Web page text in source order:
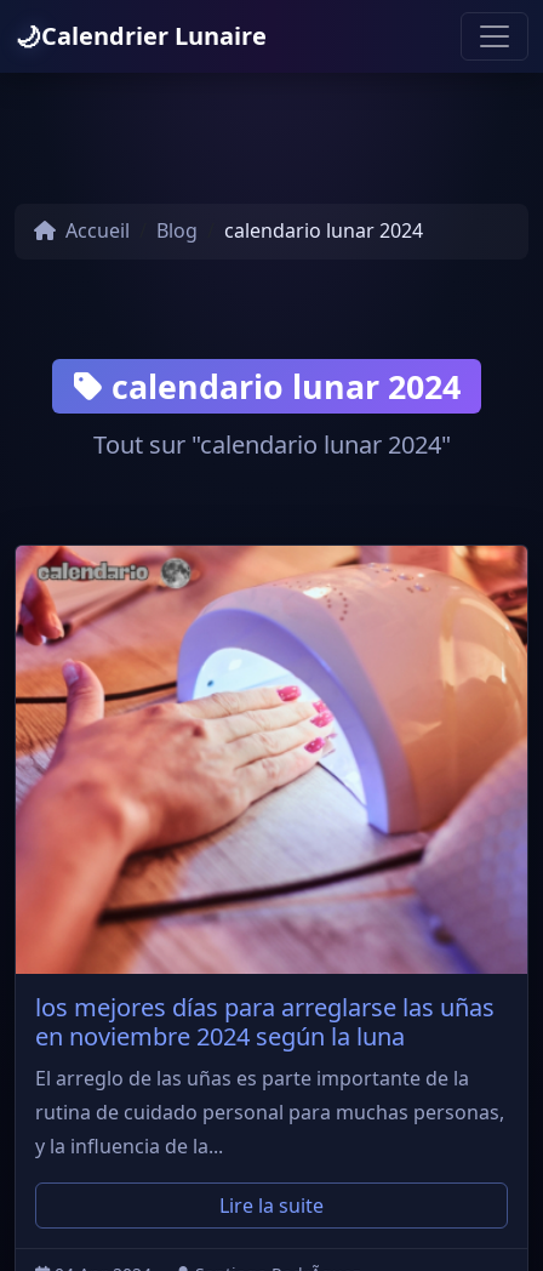
🌙Calendrier Lunaire
Accueil Blog calendario lunar 2024
calendario lunar 2024
Tout sur "calendario lunar 2024"
los mejores días para arreglarse las uñas
en noviembre 2024 según la luna
El arreglo de las uñas es parte importante de la
rutina de cuidado personal para muchas personas,
y la influencia de la...
Lire la suite